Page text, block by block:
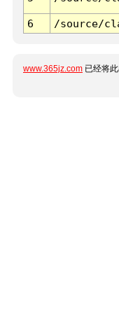
6 /source/
www.365jz.com 已经将